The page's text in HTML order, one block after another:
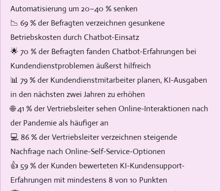
Automatisierung um 20–40 % senken
📉 69 % der Befragten verzeichnen gesunkene
Betriebskosten durch Chatbot-Einsatz
🌟 70 % der Befragten fanden Chatbot-Erfahrungen bei
Kundendienstproblemen äußerst hilfreich
📊 79 % der Kundendienstmitarbeiter planen, KI-Ausgaben
in den nächsten zwei Jahren zu erhöhen
🌐 41 % der Vertriebsleiter sehen Online-Interaktionen nach
der Pandemie als häufiger an
💻 86 % der Vertriebsleiter verzeichnen steigende
Nachfrage nach Online-Self-Service-Optionen
👍 59 % der Kunden bewerteten KI-Kundensupport-
Erfahrungen mit mindestens 8 von 10 Punkten